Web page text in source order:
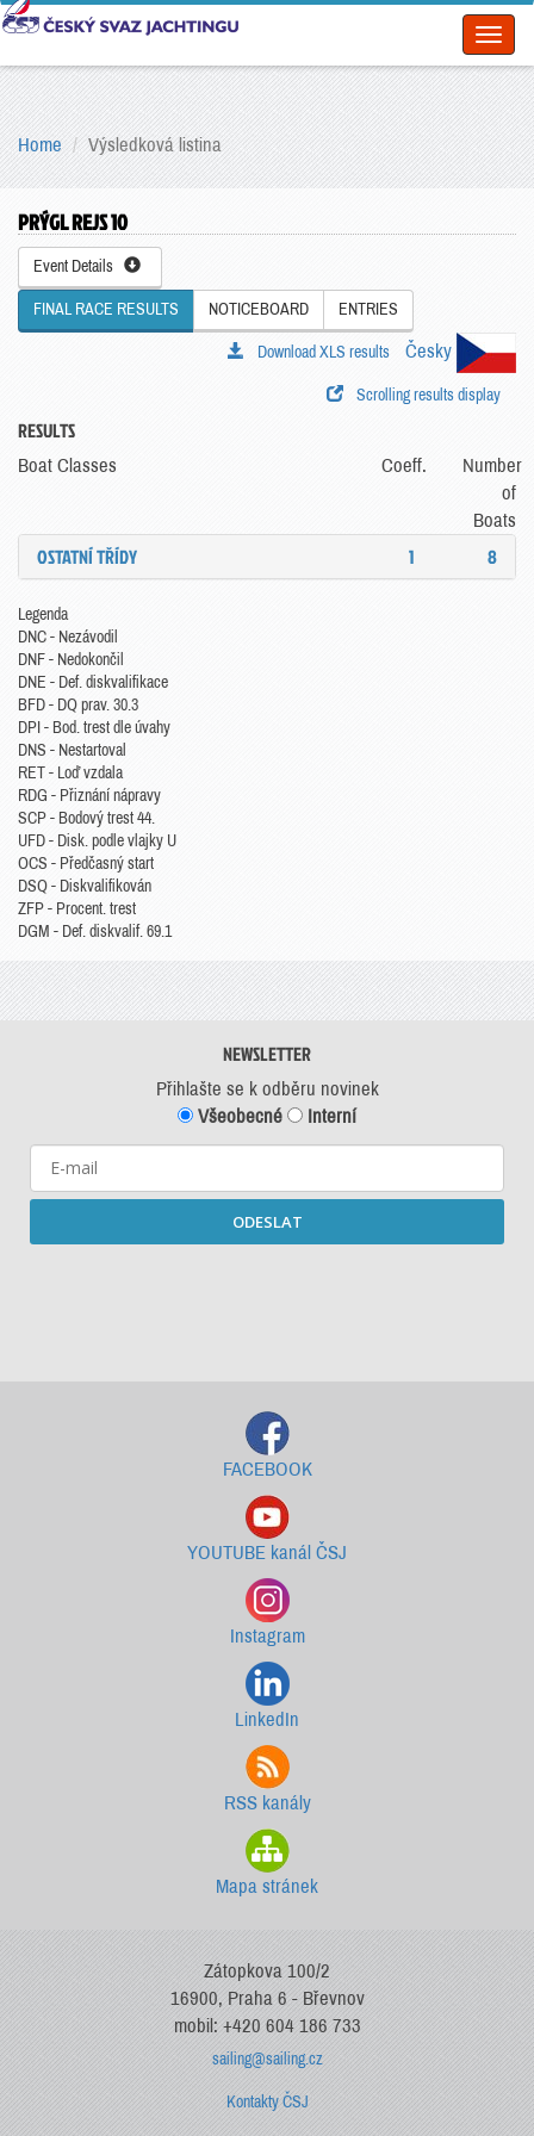
Home Výsledková listina
PRÝGL REJS 10
Event Details
FINAL RACE RESULTS NOTICEBOARD ENTRIES
Česky
Download XLS results
Scrolling results display
RESULTS
Boat Classes Coeff.
Number
of
Boats
OSTATNÍ TŘÍDY 1 8
Legenda
DNC - Nezávodil
DNF - Nedokončil
DNE - Def. diskvalifikace
BFD - DQ prav. 30.3
DPI - Bod. trest dle úvahy
DNS - Nestartoval
RET - Loď vzdala
RDG - Přiznání nápravy
SCP - Bodový trest 44.
UFD - Disk. podle vlajky U
OCS - Předčasný start
DSQ - Diskvalifikován
ZFP - Procent. trest
DGM - Def. diskvalif. 69.1
NEWSLETTER
Přihlašte se k odběru novinek
Všeobecné
Interní
ODESLAT
FACEBOOK
YOUTUBE kanál ČSJ
Instagram
LinkedIn
RSS kanály
Mapa stránek
Zátopkova 100/2
16900, Praha 6 - Břevnov
mobil: +420 604 186 733
sailing@sailing.cz
Kontakty ČSJ